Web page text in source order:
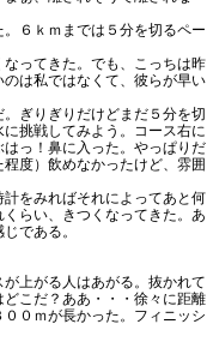
６ｋｍまでは５分を切るペー
ってきた。でも、こっちは昨
は私ではなくて、彼らが早い
ぎりぎりだけどまだ５分を切
挑戦してみよう。コース右に
っ！鼻に入った。やっぱりだ
度）飲めなかったけど、雰囲
をみればそれによってあと何
らい、きつくなってきた。あ
である。
上がる人はあがる。抜かれて
こだ？ああ・・・徐々に距離
０ｍが長かった。フィニッシ